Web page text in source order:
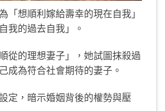
「想順利嫁給壽幸的現在自我」
我的過去自我」。
從的理想妻子」，她試圖抹殺過
成為符合社會期待的妻子。
定，暗示婚姻背後的權勢與壓